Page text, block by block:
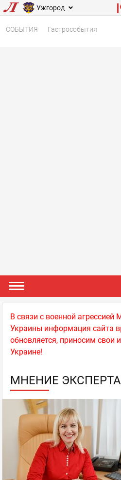
Ужгород
СОБЫТИЯ Гастрособытия
В связи с военной агрессией
Украины информация сайта
обновляется, приносим свои
Украине!
МНЕНИЕ ЭКСПЕРТА